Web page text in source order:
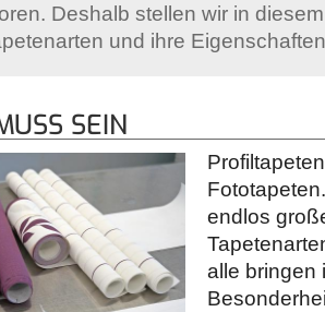
Deshalb stellen wir in
und ihre
SEIN
endlos
alle bringen